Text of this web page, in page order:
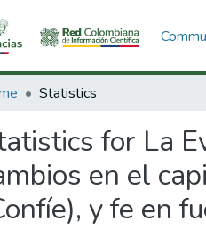
Statistics
for La
en el
y fe en